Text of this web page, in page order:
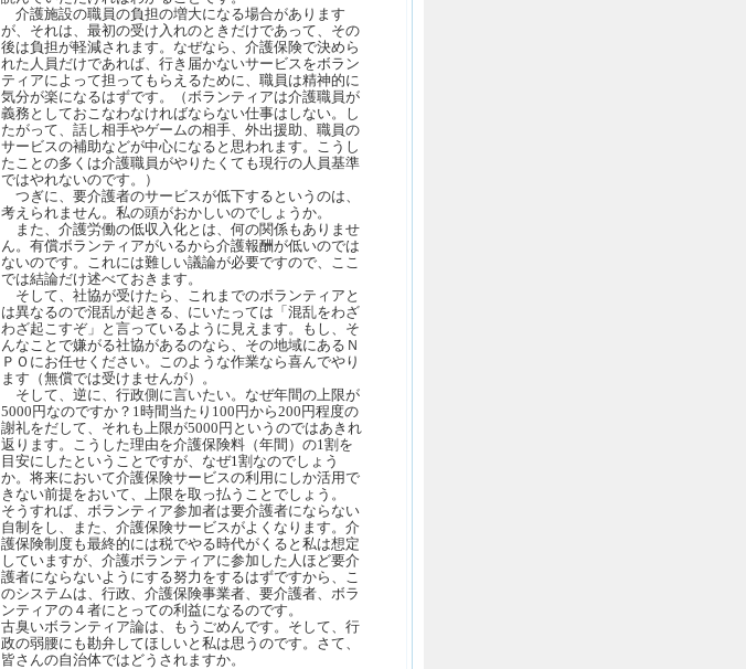
介護施設の職員の負担の増大になる場合があります
が、それは、最初の受け入れのときだけであって、その
後は負担が軽減されます。なぜなら、介護保険で決めら
れた人員だけであれば、行き届かないサービスをボラン
ティアによって担ってもらえるために、職員は精神的に
気分が楽になるはずです。（ボランティアは介護職員が
義務としておこなわなければならない仕事はしない。し
たがって、話し相手やゲームの相手、外出援助、職員の
サービスの補助などが中心になると思われます。こうし
たことの多くは介護職員がやりたくても現行の人員基準
ではやれないのです。）
つぎに、要介護者のサービスが低下するというのは、
考えられません。私の頭がおかしいのでしょうか。
また、介護労働の低収入化とは、何の関係もありませ
ん。有償ボランティアがいるから介護報酬が低いのでは
ないのです。これには難しい議論が必要ですので、ここ
では結論だけ述べておきます。
そして、社協が受けたら、これまでのボランティアと
は異なるので混乱が起きる、にいたっては「混乱をわざ
わざ起こすぞ」と言っているように見えます。もし、そ
んなことで嫌がる社協があるのなら、その地域にあるＮ
ＰＯにお任せください。このような作業なら喜んでやり
ます（無償では受けませんが）。
そして、逆に、行政側に言いたい。なぜ年間の上限が
5000円なのですか？1時間当たり100円から200円程度の
謝礼をだして、それも上限が5000円というのではあきれ
返ります。こうした理由を介護保険料（年間）の1割を
目安にしたということですが、なぜ1割なのでしょう
か。将来において介護保険サービスの利用にしか活用で
きない前提をおいて、上限を取っ払うことでしょう。
そうすれば、ボランティア参加者は要介護者にならない
自制をし、また、介護保険サービスがよくなります。介
護保険制度も最終的には税でやる時代がくると私は想定
していますが、介護ボランティアに参加した人ほど要介
護者にならないようにする努力をするはずですから、こ
のシステムは、行政、介護保険事業者、要介護者、ボラ
ンティアの４者にとっての利益になるのです。
古臭いボランティア論は、もうごめんです。そして、行
政の弱腰にも勘弁してほしいと私は思うのです。さて、
皆さんの自治体ではどうされますか。